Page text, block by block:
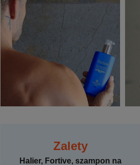
Zalety
Halier, Fortive, szampon na